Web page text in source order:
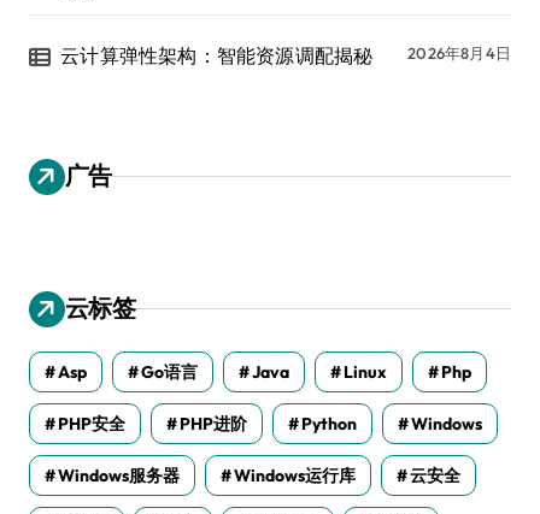
云计算弹性架构：智能资源调配揭秘 2026年8月4日
广告
云标签
Asp Go语言 Java Linux Php
PHP安全 PHP进阶 Python Windows
Windows服务器 Windows运行库 云安全